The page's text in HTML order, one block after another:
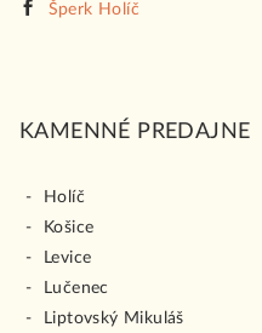
Šperk Holíč
KAMENNÉ PREDAJNE
Holíč
Košice
Levice
Lučenec
Liptovský Mikuláš